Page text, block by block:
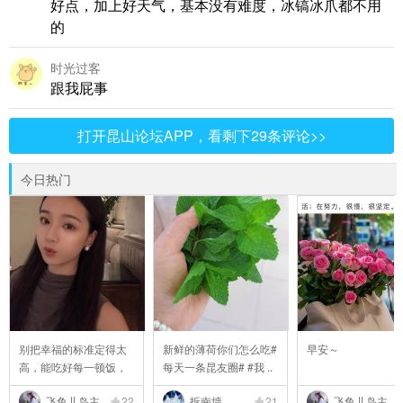
好点，加上好天气，基本没有难度，冰镐冰爪都不用
的
时光过客
跟我屁事
打开昆山论坛APP，看剩下29条评论>>
今日热门
别把幸福的标准定得太
高，能吃好每一顿饭，
..
新鲜的薄荷你们怎么吃#
每天一条昆友圈# #我 ..
早安～